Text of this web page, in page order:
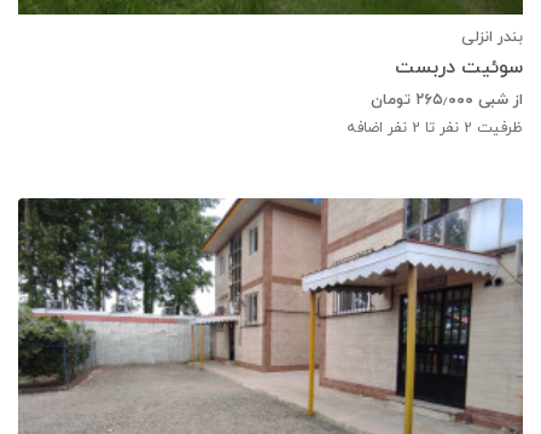
بندر انزلی
سوئیت دربست
از شبی ۲۶۵٫۰۰۰ تومان
ظرفیت 2 نفر تا 2 نفر اضافه